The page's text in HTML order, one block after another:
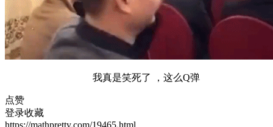
我真是笑死了 ，这么Q弹
点赞
登录收藏
https://mathpretty.com/19465.html